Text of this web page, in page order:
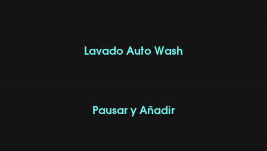
Lavado Auto Wash
Pausar y Añadir